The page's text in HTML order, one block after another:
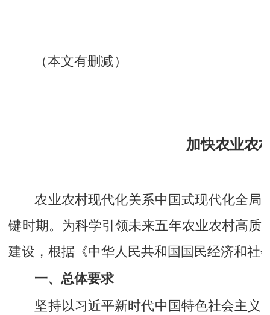
（本文有删减）
加快农业农
农业农村现代化关系中国式现代化全局
键时期。为科学引领未来五年农业农村高
建设，根据《中华人民共和国国民经济和社
一、总体要求
坚持以习近平新时代中国特色社会主义